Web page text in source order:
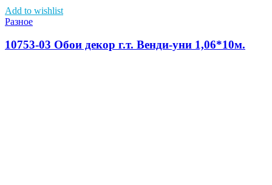
Add to wishlist
Разное
10753-03 Обои декор г.т. Венди-уни 1,06*10м.